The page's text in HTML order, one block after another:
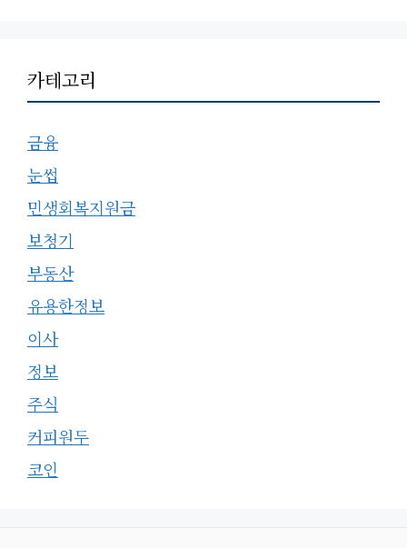
카테고리
금융
눈썹
민생회복지원금
보청기
부동산
유용한정보
이사
정보
주식
커피원두
코인